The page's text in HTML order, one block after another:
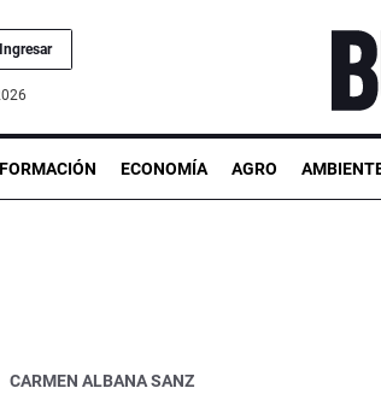
Ingresar
ECONOMÍA AGRO
CARMEN ALBANA SANZ